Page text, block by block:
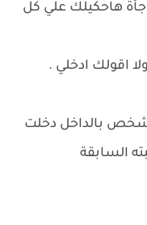
هاحكيلك علي كل
اقولك ادخلي .
شخص بالداخل دخلت
السابقة